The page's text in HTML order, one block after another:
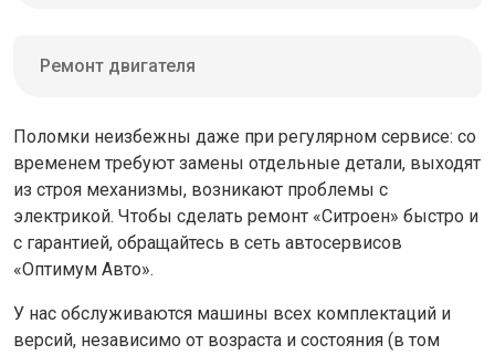
Ремонт двигателя
Поломки неизбежны даже при регулярном сервисе: со
временем требуют замены отдельные детали, выходят
из строя механизмы, возникают проблемы с
электрикой. Чтобы сделать ремонт «Ситроен» быстро и
с гарантией, обращайтесь в сеть автосервисов
«Оптимум Авто».
У нас обслуживаются машины всех комплектаций и
версий, независимо от возраста и состояния (в том